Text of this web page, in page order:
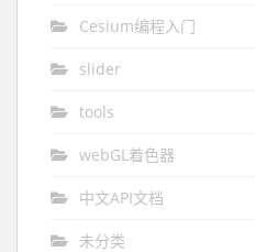
Cesium编程入门
slider
tools
webGL着色器
中文API文档
未分类